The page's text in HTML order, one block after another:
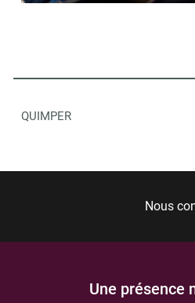
QUIMPER
Nous
Une présence